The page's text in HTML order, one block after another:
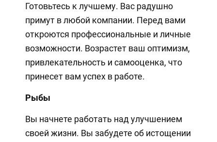
Готовьтесь к лучшему. Вас радушно
примут в любой компании. Перед вами
откроются профессиональные и личные
возможности. Возрастет ваш оптимизм,
привлекательность и самооценка, что
принесет вам успех в работе.
Рыбы
Вы начнете работать над улучшением
своей жизни. Вы забудете об истощении